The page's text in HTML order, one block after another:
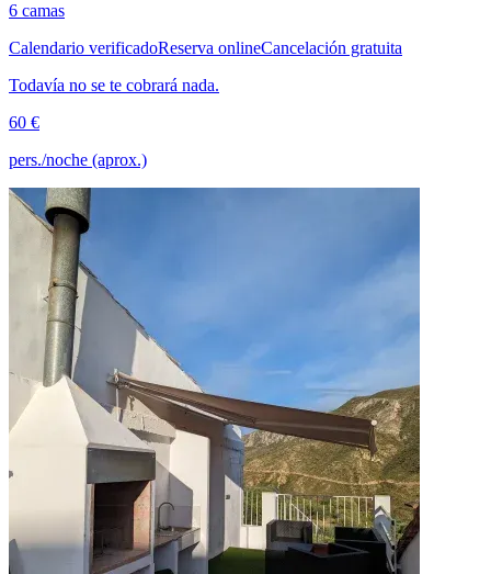
6 camas
Calendario verificadoReserva onlineCancelación gratuita
Todavía no se te cobrará nada.
60 €
pers./noche (aprox.)